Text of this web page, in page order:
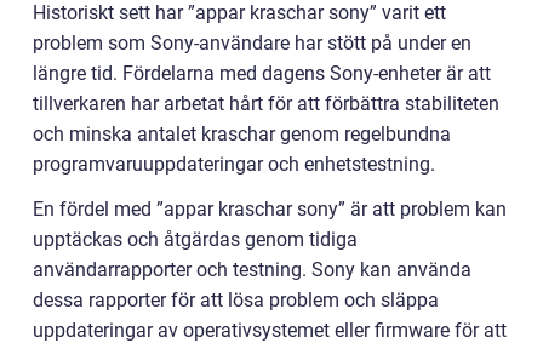
Historiskt sett har ”appar kraschar sony” varit ett
problem som Sony-användare har stött på under en
längre tid. Fördelarna med dagens Sony-enheter är att
tillverkaren har arbetat hårt för att förbättra stabiliteten
och minska antalet kraschar genom regelbundna
programvaruuppdateringar och enhetstestning.
En fördel med ”appar kraschar sony” är att problem kan
upptäckas och åtgärdas genom tidiga
användarrapporter och testning. Sony kan använda
dessa rapporter för att lösa problem och släppa
uppdateringar av operativsystemet eller firmware för att